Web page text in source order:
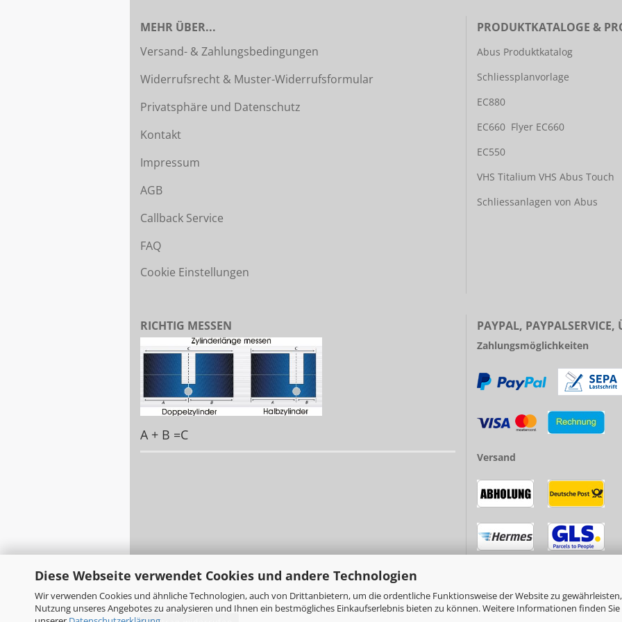
Diese Webseite verwendet Cookies und andere Technologien
Wir verwenden Cookies und ähnliche Technologien, auch von Drittanbietern, um die ordentliche Funktionsweise der Website zu
Nutzung unseres Angebotes zu analysieren und Ihnen ein bestmögliches Einkaufserlebnis bieten zu können. Weitere Informationen finden Sie
MEHR ÜBER...
Versand- & Zahlungsbedingungen
Widerrufsrecht & Muster-Widerrufsformular
Privatsphäre und Datenschutz
Kontakt
Impressum
AGB
Callback Service
FAQ
Cookie Einstellungen
PRODUKTKATALOGE &
Abus Produktkatalog
Schliessplanvorlage
EC880
EC660 Flyer EC660
EC550
VHS Titalium VHS Abus Touch
Schliessanlagen von Abus
RICHTIG MESSEN
A + B =C
PAYPAL, PAYPALSERVICE,
Zahlungsmöglichkeiten
Versand